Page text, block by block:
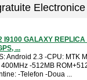
I9100 GALAXY
...
Android 2.3 -CPU: MTK
-512MB
-Telefon -Doua ...